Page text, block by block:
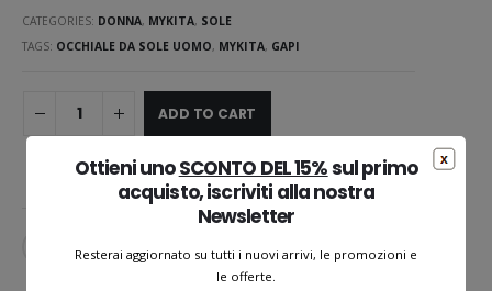
CATEGORIES: DONNA, MYKITA, SOLE
TAGS: OCCHIALE DA SOLE UOMO, MYKITA, GAPI
ADD TO CART
Ottieni unoSCONTO DEL 15%sul primo
acquisto, iscriviti alla nostra
Newsletter
Resterai aggiornato su tutti i nuovi arrivi, le promozioni e
le offerte.